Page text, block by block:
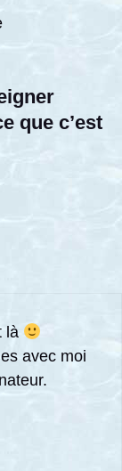
que c’est
là
avec moi